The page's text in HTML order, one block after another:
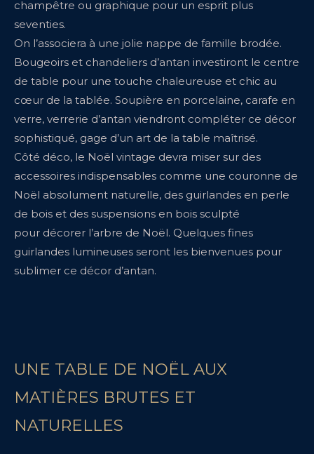
champêtre ou graphique pour un esprit plus
seventies.
On l’associera à une jolie nappe de famille brodée.
Bougeoirs et chandeliers d’antan investiront le centre
de table pour une touche chaleureuse et chic au
cœur de la tablée. Soupière en porcelaine, carafe en
verre, verrerie d’antan viendront compléter ce décor
sophistiqué, gage d’un art de la table maîtrisé.
Côté déco, le Noël vintage devra miser sur des
accessoires indispensables comme une couronne de
Noël absolument naturelle, des guirlandes en perle
de bois et des suspensions en bois sculpté
pour décorer l’arbre de Noël. Quelques fines
guirlandes lumineuses seront les bienvenues pour
sublimer ce décor d’antan.
UNE TABLE DE NOËL AUX
MATIÈRES BRUTES ET
NATURELLES